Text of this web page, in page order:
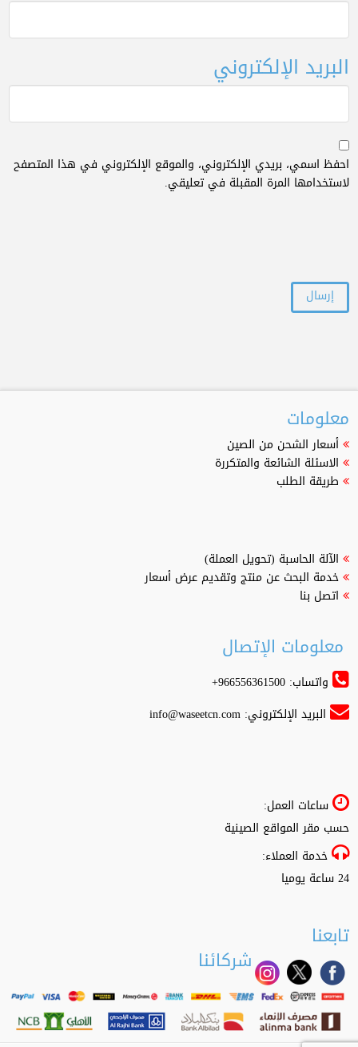
البريد الإلكتروني
احفظ اسمي، بريدي الإلكتروني، والموقع الإلكتروني في هذا المتصفح
لاستخدامها المرة المقبلة في تعليقي.
معلومات
أسعار الشحن من الصين
الاسئلة الشائعة والمتكررة
طريقة الطلب
الآلة الحاسبة (تحويل العملة)
خدمة البحث عن منتج وتقديم عرض أسعار
اتصل بنا
معلومات الإتصال
واتساب: 966556361500+
البريد الإلكتروني:info@waseetcn.com
ساعات العمل:
حسب مقر المواقع الصينية
خدمة العملاء:
24 ساعة يوميا
تابعنا
شركائنا